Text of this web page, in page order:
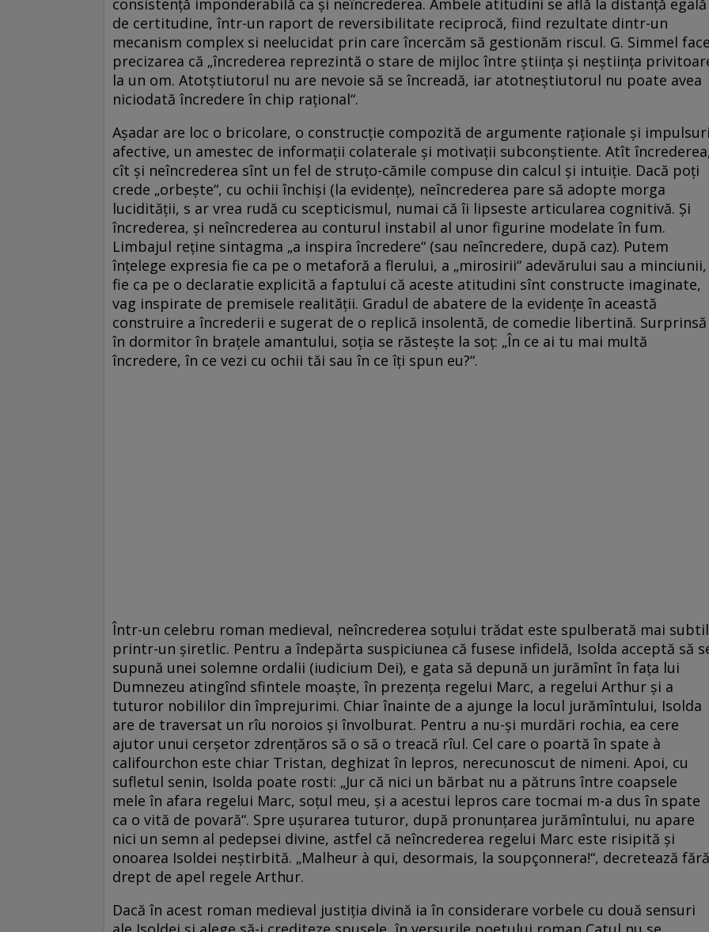
de certitudine, într-un raport de reversibilitate reciprocă, fiind rezultate dintr-un
mecanism complex si neelucidat prin care încercăm să gestionăm riscul. G. Simmel face
precizarea că „încrederea reprezintă o stare de mijloc între știința și neștiința
la un om. Atotștiutorul nu are nevoie să se încreadă, iar atotneștiutorul nu poate avea
niciodată încredere în chip rațional“.
Așadar are loc o bricolare, o construcție compozită de argumente raționale și impulsuri
afective, un amestec de informații colaterale și motivații subconștiente. Atît
cît și neîncrederea sînt un fel de struțo-cămile compuse din calcul și intuiție. Dacă poți
crede „orbește“, cu ochii închiși (la evidențe), neîncrederea pare să adopte morga
lucidității, s ar vrea rudă cu scepticismul, numai că îi lipseste articularea cognitivă. Și
încrederea, și neîncrederea au conturul instabil al unor figurine modelate în fum.
Limbajul reține sintagma „a inspira încredere“ (sau neîncredere, după caz). Putem
înțelege expresia fie ca pe o metaforă a flerului, a „mirosirii“ adevărului sau a minciunii,
fie ca pe o declaratie explicită a faptului că aceste atitudini sînt constructe imaginate,
vag inspirate de premisele realității. Gradul de abatere de la evidențe în această
construire a încrederii e sugerat de o replică insolentă, de comedie libertină. Surprinsă
în dormitor în brațele amantului, soția se răstește la soț: „În ce ai tu mai multă
încredere, în ce vezi cu ochii tăi sau în ce îți spun eu?“.
Într-un celebru roman medieval, neîncrederea soțului trădat este spulberată mai
printr-un șiretlic. Pentru a îndepărta suspiciunea că fusese infidelă, Isolda acceptă să
supună unei solemne ordalii (iudicium Dei), e gata să depună un jurămînt în fața lui
Dumnezeu atingînd sfintele moaște, în prezența regelui Marc, a regelui Arthur și a
tuturor nobililor din împrejurimi. Chiar înainte de a ajunge la locul jurămîntului, Isolda
are de traversat un rîu noroios și învolburat. Pentru a nu-și murdări rochia, ea cere
ajutor unui cerșetor zdrențăros să o să o treacă rîul. Cel care o poartă în spate à
califourchon este chiar Tristan, deghizat în lepros, nerecunoscut de nimeni. Apoi, cu
sufletul senin, Isolda poate rosti: „Jur că nici un bărbat nu a pătruns între coapsele
mele în afara regelui Marc, soțul meu, și a acestui lepros care tocmai m-a dus în spate
ca o vită de povară“. Spre ușurarea tuturor, după pronunțarea jurămîntului, nu apare
nici un semn al pedepsei divine, astfel că neîncrederea regelui Marc este risipită și
onoarea Isoldei neștirbită. „Malheur à qui, desormais, la soupçonnera!“, decretează fără
drept de apel regele Arthur.
Dacă în acest roman medieval justiția divină ia în considerare vorbele cu două sensuri